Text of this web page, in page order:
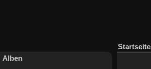
Alben
Startseite